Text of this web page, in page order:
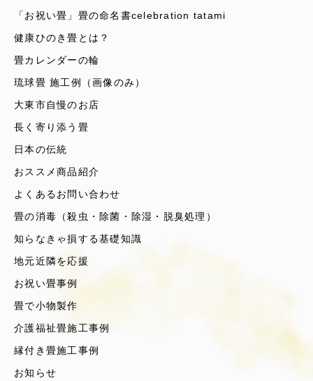
「お祝い畳」畳の命名書celebration tatami
健康ひのき畳とは？
畳カレンダーの輪
琉球畳 施工例（画像のみ）
大東市自慢のお店
長く寄り添う畳
日本の伝統
おススメ商品紹介
よくあるお問い合わせ
畳の消毒（殺虫・除菌・除湿・脱臭処理）
知らなきゃ損する基礎知識
地元近隣を応援
お祝い畳事例
畳で小物製作
介護福祉畳施工事例
縁付き畳施工事例
お知らせ